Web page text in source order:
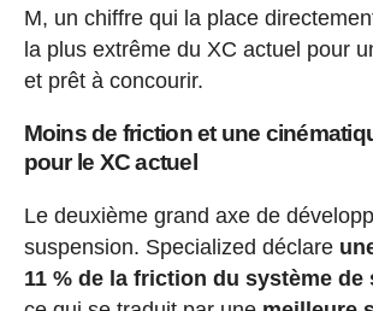
M, un chiffre qui la place
la plus extrême du XC actuel pour
et prêt à concourir.
Moins de friction et une
pour le XC actuel
Le deuxième grand axe de
suspension. Specialized déclare
11 % de la friction du système de